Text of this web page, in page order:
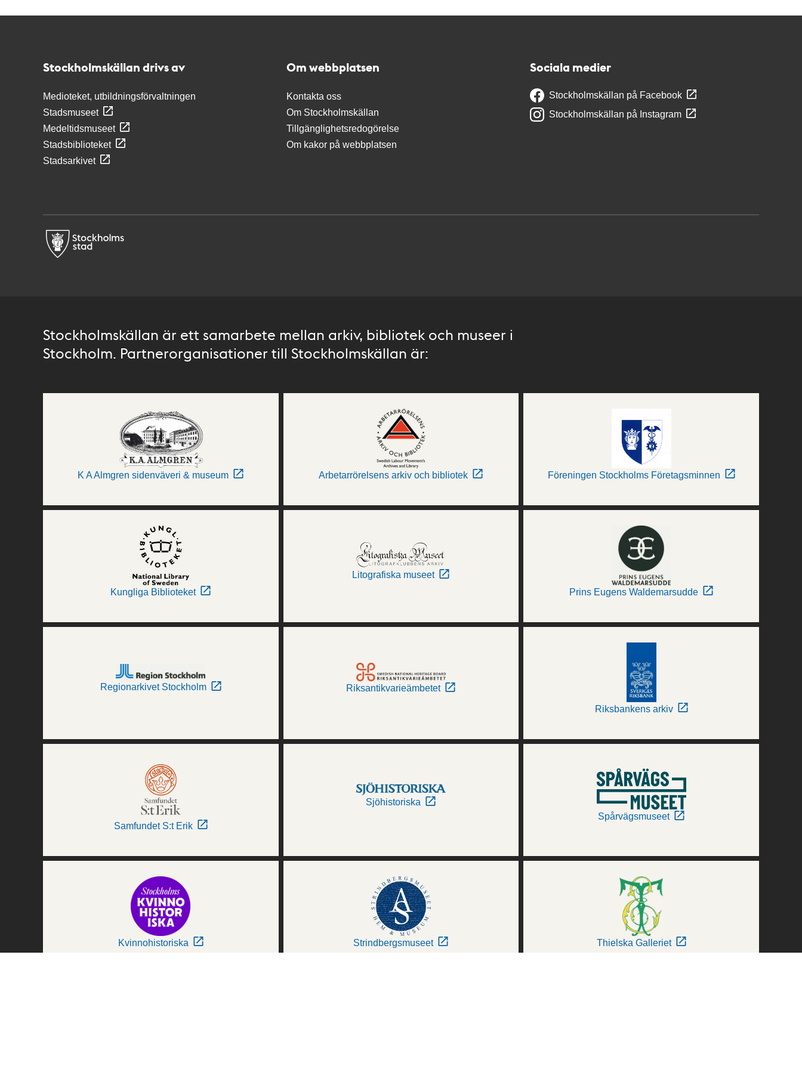
Stockholmskällan drivs av
Medioteket, utbildningsförvaltningen
Stadsmuseet
Medeltidsmuseet
Stadsbiblioteket
Stadsarkivet
Om webbplatsen
Kontakta oss
Om Stockholmskällan
Tillgänglighetsredogörelse
Om kakor på webbplatsen
Sociala medier
Stockholmskällan på Facebook
Stockholmskällan på Instagram
Stockholmskällan är ett samarbete mellan arkiv, bibliotek och museer i
Stockholm. Partnerorganisationer till Stockholmskällan är:
K A Almgren sidenväveri & museum Arbetarrörelsens arkiv och bibliotek Föreningen Stockholms Företagsminnen
Kungliga Biblioteket
Litografiska museet
Prins Eugens Waldemarsudde
Regionarkivet Stockholm Riksantikvarieämbetet
Riksbankens arkiv
Samfundet S:t Erik
Sjöhistoriska
Spårvägsmuseet
Kvinnohistoriska Strindbergsmuseet Thielska Galleriet